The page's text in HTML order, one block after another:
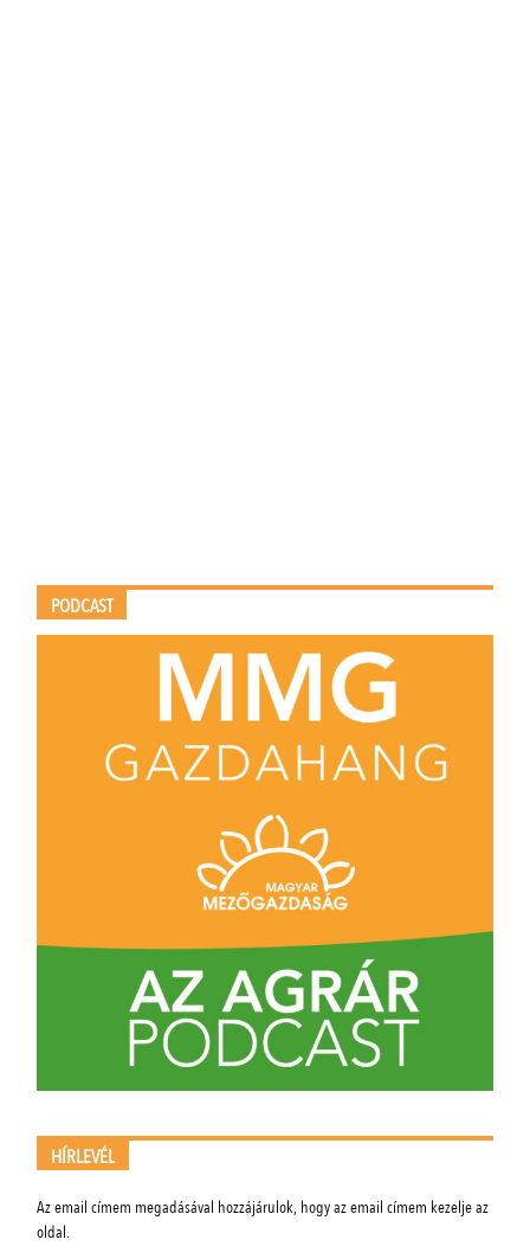
PODCAST
HÍRLEVÉL
Az email címem megadásával hozzájárulok, hogy az email címem kezelje az
oldal.